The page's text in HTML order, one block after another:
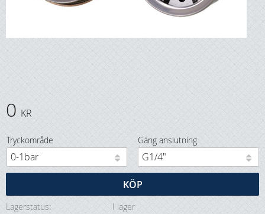
0 KR
Tryckområde Gäng anslutning
KÖP
Lagerstatus
I lager